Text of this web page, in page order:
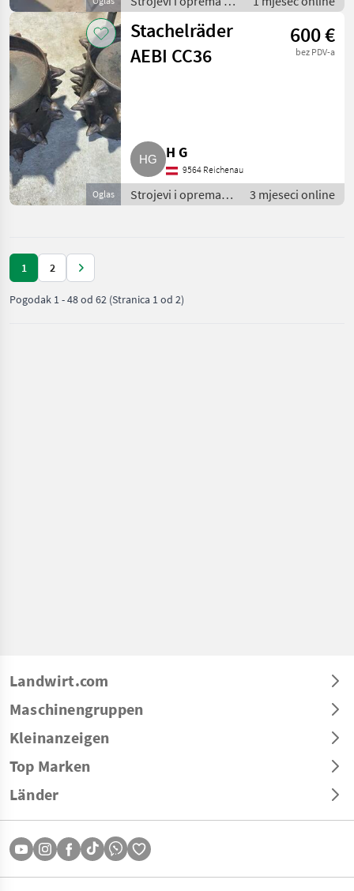
travu i baliranje /
Brdski strojevi
Oglas
Stachelräder
AEBI CC36
600 €
bez PDV-a
H G
9564 Reichenau
Strojevi i oprema
za travu i baliranje /
3 mjeseci online
1 2
Pogodak 1-48od 62 (Stranica 1 od 2)
Landwirt.com
Maschinengruppen
Kleinanzeigen
Top Marken
Länder